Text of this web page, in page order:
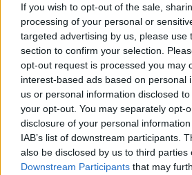
If you wish to opt-out of the sale,
processing of your personal or
targeted advertising by us, please use
section to confirm your selection.
opt-out request is processed you may
interest-based ads based on personal
us or personal information disclosed
your opt-out. You may separately opt-
disclosure of your personal
IAB’s list of downstream participants.
also be disclosed by us to third parties
Downstream Participants that may
από τη δασική νομοθεσία
είχαν εκδοθεί οικοδομικές
περίπτωση που αυτές δεν
υλοποιηθεί, καθώς κρίθηκε
διάταξης αυτής θα επέτρεπε
δασικών εκτάσεων, για
σκοπό την ανέγερση κτιρίων,
με την ήδη ισχύουσα
των δασών.